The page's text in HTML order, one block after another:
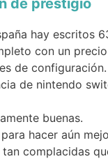
de prestigio
hay escritos
con un
de configuración.
de nintendo
buenas.
hacer aún
complacidas